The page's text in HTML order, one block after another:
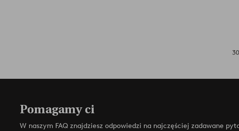
Pomagamy ci
W naszym FAQ znajdziesz odpowiedzi na najczęściej zadawane